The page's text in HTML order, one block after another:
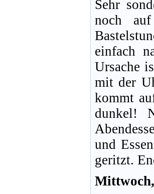
Sehr
noch
einfach
Ursache
mit der
kommt
dunkel!
und
geritzt.